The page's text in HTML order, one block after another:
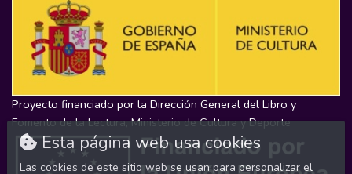
Proyecto financiado por la Dirección General del Libro y
Fomento de la Lectura, Ministerio de Cultura y Deporte
Esta página web usa cookies
Las cookies de este sitio web se usan para personalizar el